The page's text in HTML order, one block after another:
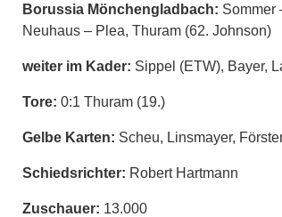
Borussia Mönchengladbach: Sommer
Neuhaus – Plea, Thuram (62. Johnson)
weiter im Kader: Sippel (ETW), Bayer,
Tore: 0:1 Thuram (19.)
Gelbe Karten: Scheu, Linsmayer,
Schiedsrichter: Robert Hartmann
Zuschauer: 13.000